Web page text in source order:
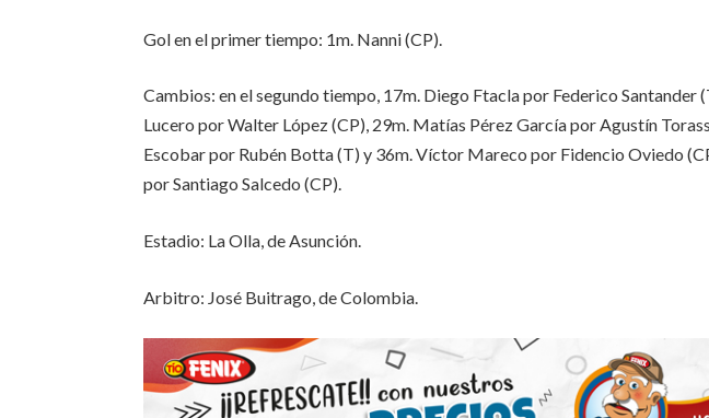
Gol en el primer tiempo: 1m. Nanni (CP).
Cambios: en el segundo tiempo, 17m. Diego Ftacla por Federico Santander
Lucero por Walter López (CP), 29m. Matías Pérez García por Agustín
Escobar por Rubén Botta (T) y 36m. Víctor Mareco por Fidencio Oviedo
por Santiago Salcedo (CP).
Estadio: La Olla, de Asunción.
Arbitro: José Buitrago, de Colombia.